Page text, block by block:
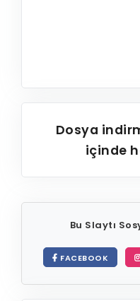
Dosya
içinde
Bu Slaytı
FACEBOOK